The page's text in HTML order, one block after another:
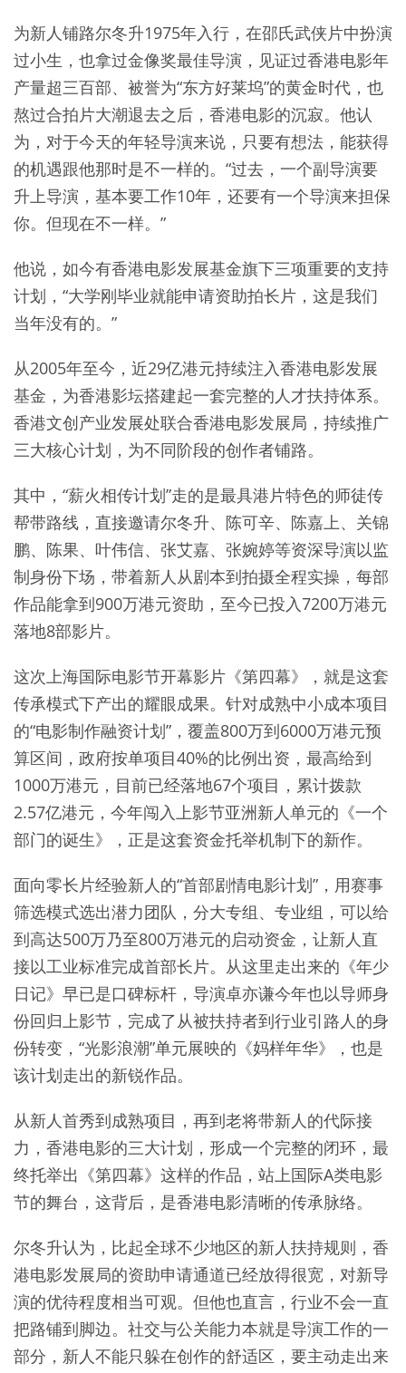
为新人铺路尔冬升1975年入行，在邵氏武侠片中扮演
过小生，也拿过金像奖最佳导演，见证过香港电影年
产量超三百部、被誉为“东方好莱坞”的黄金时代，也
熬过合拍片大潮退去之后，香港电影的沉寂。他认
为，对于今天的年轻导演来说，只要有想法，能获得
的机遇跟他那时是不一样的。“过去，一个副导演要
升上导演，基本要工作10年，还要有一个导演来担保
你。但现在不一样。”
他说，如今有香港电影发展基金旗下三项重要的支持
计划，“大学刚毕业就能申请资助拍长片，这是我们
当年没有的。”
从2005年至今，近29亿港元持续注入香港电影发展
基金，为香港影坛搭建起一套完整的人才扶持体系。
香港文创产业发展处联合香港电影发展局，持续推广
三大核心计划，为不同阶段的创作者铺路。
其中，“薪火相传计划”走的是最具港片特色的师徒传
帮带路线，直接邀请尔冬升、陈可辛、陈嘉上、关锦
鹏、陈果、叶伟信、张艾嘉、张婉婷等资深导演以监
制身份下场，带着新人从剧本到拍摄全程实操，每部
作品能拿到900万港元资助，至今已投入7200万港元
落地8部影片。
这次上海国际电影节开幕影片《第四幕》，就是这套
传承模式下产出的耀眼成果。针对成熟中小成本项目
的“电影制作融资计划”，覆盖800万到6000万港元预
算区间，政府按单项目40%的比例出资，最高给到
1000万港元，目前已经落地67个项目，累计拨款
2.57亿港元，今年闯入上影节亚洲新人单元的《一个
部门的诞生》，正是这套资金托举机制下的新作。
面向零长片经验新人的“首部剧情电影计划”，用赛事
筛选模式选出潜力团队，分大专组、专业组，可以给
到高达500万乃至800万港元的启动资金，让新人直
接以工业标准完成首部长片。从这里走出来的《年少
日记》早已是口碑标杆，导演卓亦谦今年也以导师身
份回归上影节，完成了从被扶持者到行业引路人的身
份转变，“光影浪潮”单元展映的《妈样年华》，也是
该计划走出的新锐作品。
从新人首秀到成熟项目，再到老将带新人的代际接
力，香港电影的三大计划，形成一个完整的闭环，最
终托举出《第四幕》这样的作品，站上国际A类电影
节的舞台，这背后，是香港电影清晰的传承脉络。
尔冬升认为，比起全球不少地区的新人扶持规则，香
港电影发展局的资助申请通道已经放得很宽，对新导
演的优待程度相当可观。但他也直言，行业不会一直
把路铺到脚边。社交与公关能力本就是导演工作的一
部分，新人不能只躲在创作的舒适区，要主动走出来